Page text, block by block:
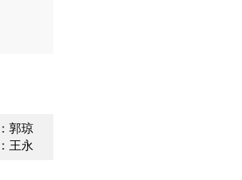
郭琼
王永